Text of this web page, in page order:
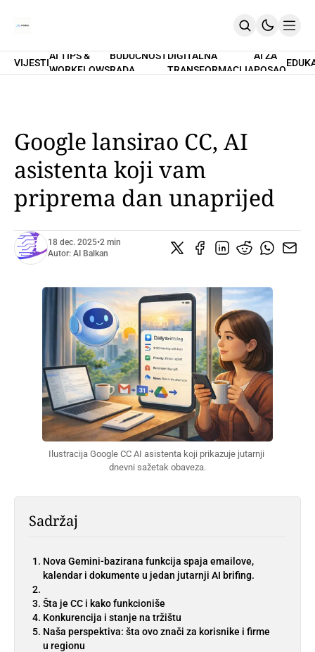
Home
PRETPLATI SE
VIJESTI
AI TIPS &
WORKFLOWS
BUDUĆNOST
RADA
DIGITALNA
TRANSFORMACIJA
AI ZA
POSAO
Google lansirao CC, AI
asistenta koji vam
priprema dan unaprijed
18 dec. 2025•2 min
Autor: AI Balkan
Ilustracija Google CC AI asistenta koji prikazuje jutarnji
dnevni sažetak obaveza.
Sadržaj
Nova Gemini-bazirana funkcija spaja emailove,
kalendar i dokumente u jedan jutarnji AI brifing.
Šta je CC i kako funkcioniše
Konkurencija i stanje na tržištu
Naša perspektiva: šta ovo znači za korisnike i firme
u regionu